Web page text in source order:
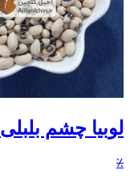
لوبیا چشم بلبلی
٪